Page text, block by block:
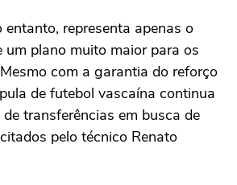
entanto, representa apenas o
um plano muito maior para os
com a garantia do reforço
de futebol vascaína continua
transferências em busca de
pelo técnico Renato